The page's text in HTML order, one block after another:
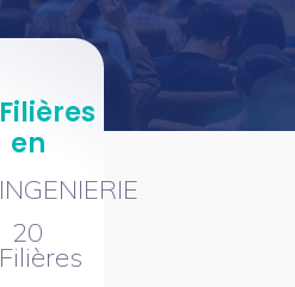
Filières
en
INGENIERIE
20
Filières